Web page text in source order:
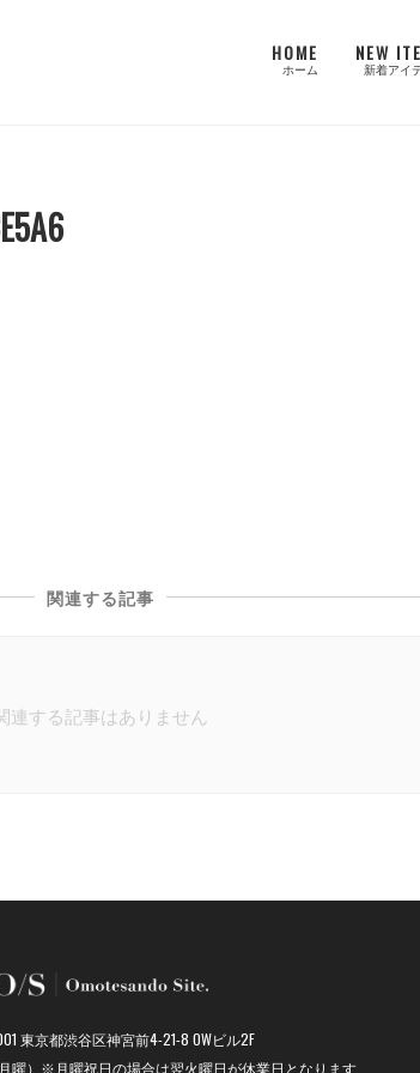
HOME
ホーム
NEW
新着アイ
関連する記事
連する記事はありません
東京都渋谷区神宮前4-21-8 OWビル2F
曜）※月曜祝日の場合は翌火曜日が休業日となります